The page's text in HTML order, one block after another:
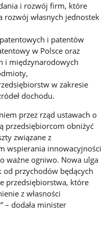
i rozwój firm, które
rozwój własnych jednostek
i patentów
w Polsce oraz
i międzynarodowych
w zakresie
dochodu.
przez rząd ustawach o
przedsiębiorcom obniżyć
związane z
wspierania innowacyjności
ważne ogniwo. Nowa ulga
od przychodów będących
przedsiębiorstwa, które
z własności
– dodała minister